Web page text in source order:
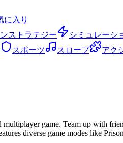
に入り
ストラテジー シミュレーシ
スポーツ スロープ アク
game. Team up with
diverse game modes like